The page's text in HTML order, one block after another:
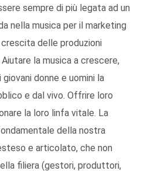
sempre di più legata ad un
nella musica per il marketing
delle produzioni
la musica a crescere,
donne e uomini la
e dal vivo. Offrire loro
la loro linfa vitale. La
della nostra
e articolato, che non
filiera (gestori, produttori,